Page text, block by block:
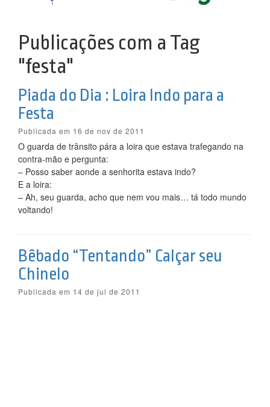
Publicações com a Tag
"festa"
Piada do Dia : Loira Indo para a
Festa
Publicada em 16 de nov de 2011
O guarda de trânsito pára a loira que estava trafegando na
contra-mão e pergunta:
– Posso saber aonde a senhorita estava indo?
E a loira:
– Ah, seu guarda, acho que nem vou mais… tá todo mundo
voltando!
Bêbado “Tentando” Calçar seu
Chinelo
Publicada em 14 de jul de 2011